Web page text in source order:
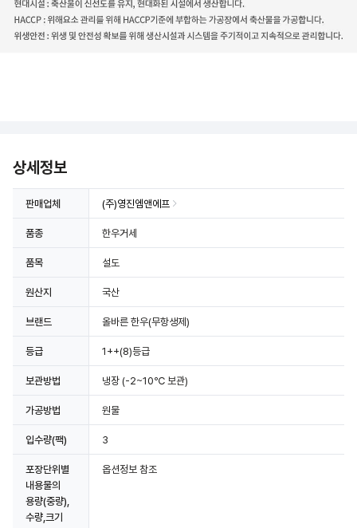
상세정보
판매업체 (주)영진엠앤에프
품종 한우거세
품목 설도
원산지 국산
브랜드 올바른 한우(무항생제)
등급 1++(8)등급
보관방법 냉장 (-2~10℃ 보관)
가공방법 원물
입수량(팩) 3
포장단위별
내용물의
용량(중량),
수량,크기
옵션정보 참조